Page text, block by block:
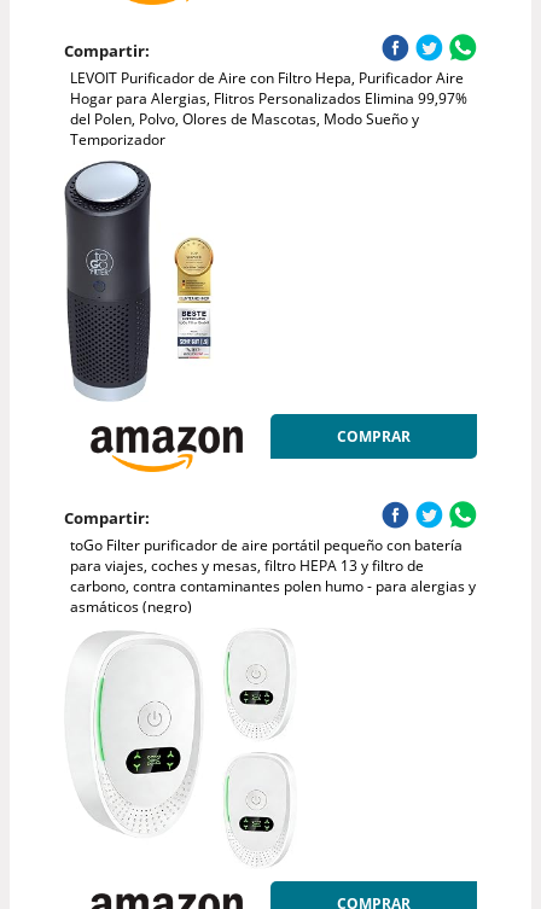
Compartir:
LEVOIT Purificador de Aire con Filtro Hepa, Purificador Aire
Hogar para Alergias, Flitros Personalizados Elimina 99,97%
del Polen, Polvo, Olores de Mascotas, Modo Sueño y
Temporizador
COMPRAR
Compartir:
toGo Filter purificador de aire portátil pequeño con batería
para viajes, coches y mesas, filtro HEPA 13 y filtro de
carbono, contra contaminantes polen humo - para alergias y
asmáticos (negro)
COMPRAR